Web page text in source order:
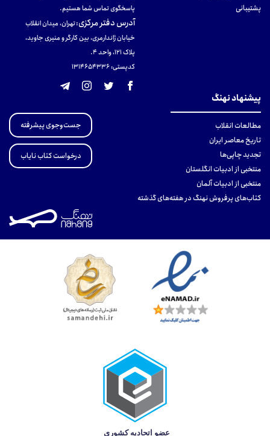
پشتیبانی
پاسخگوی تماس شما هستیم.
آدرس دفتر مرکزی:تهران، میدان انقلاب
خیابان ژاندارمری، بین کارگر و منیری جاوید،
پلاک 121، واحد ۴.
کدپستی: 131465433۶
پیشنهاد نهنگ
مطالعات انقلاب
تاریخ معاصر ایران
تجدید چاپی‌ها
منتخبی از ادبیات انگلستان
منتخبی از ادبیات آلمان
کتاب‌های پرفروش نهنگ در هفته‌های گذشته
جست‌وجوی پیشرفته
درخواست کتاب نایاب